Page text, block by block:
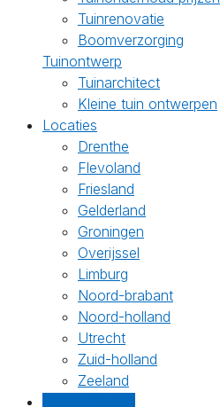
Tuinrenovatie
Boomverzorging
Tuinontwerp
Tuinarchitect
Kleine tuin ontwerpen
Locaties
Drenthe
Flevoland
Friesland
Gelderland
Groningen
Overijssel
Limburg
Noord-brabant
Noord-holland
Utrecht
Zuid-holland
Zeeland